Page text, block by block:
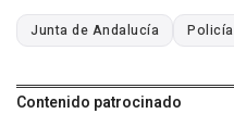
Junta de Andalucía Policía
Contenido patrocinado